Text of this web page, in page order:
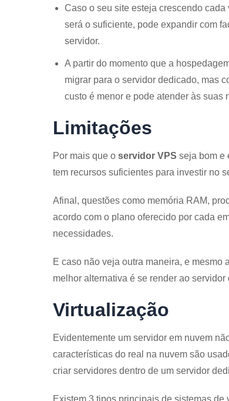
Caso o seu site esteja crescendo
será o suficiente, pode expandir com
servidor.
A partir do momento que a
migrar para o servidor dedicado, mas
custo é menor e pode atender às suas
Limitações
Por mais que o servidor VPS seja bom e
tem recursos suficientes para investir no
Afinal, questões como memória RAM,
acordo com o plano oferecido por cada
necessidades.
E caso não veja outra maneira, e mesmo
melhor alternativa é se render ao servidor
Virtualização
Evidentemente um servidor em nuvem
características do real na nuvem são
criar servidores dentro de um servidor
Existem 3 tipos principais de sistemas de